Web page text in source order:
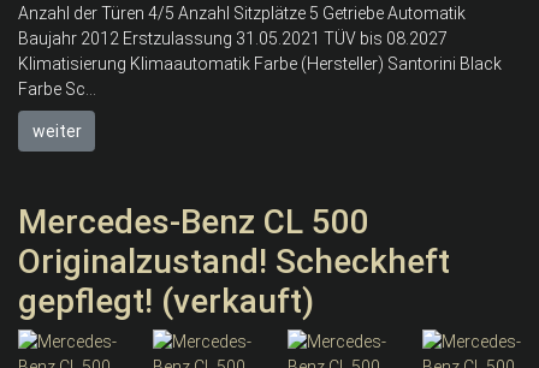
Anzahl der Türen 4/5 Anzahl Sitzplätze 5 Getriebe Automatik
Baujahr 2012 Erstzulassung 31.05.2021 TÜV bis 08.2027
Klimatisierung Klimaautomatik Farbe (Hersteller) Santorini Black
Farbe Sc...
weiter
Mercedes-Benz CL 500
Originalzustand! Scheckheft
gepflegt! (verkauft)